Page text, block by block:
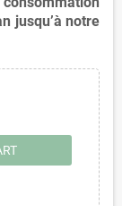
jusqu’à notre